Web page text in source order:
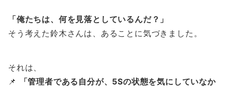
「俺たちは、何を見落としているんだ？」
そう考えた鈴木さんは、あることに気づきました。
それは、
📌
「管理者である自分が、5Sの状態を気にしていなか